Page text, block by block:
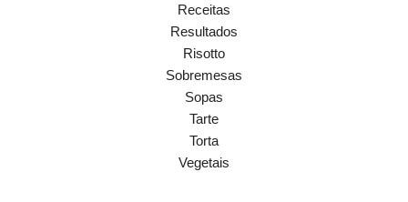
Receitas
Resultados
Risotto
Sobremesas
Sopas
Tarte
Torta
Vegetais